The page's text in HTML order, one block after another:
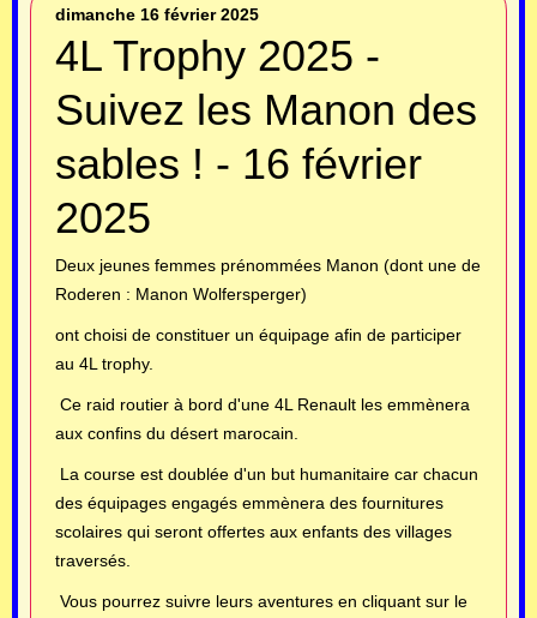
dimanche 16 février 2025
4L Trophy 2025 -
Suivez les Manon des
sables ! - 16 février
2025
Deux jeunes femmes prénommées Manon (dont une de
Roderen : Manon Wolfersperger)
ont choisi de constituer un équipage afin de participer
au 4L trophy.
Ce raid routier à bord d'une 4L Renault les emmènera
aux confins du désert marocain.
La course est doublée d'un but humanitaire car chacun
des équipages engagés emmènera des fournitures
scolaires qui seront offertes aux enfants des villages
traversés.
Vous pourrez suivre leurs aventures en cliquant sur le